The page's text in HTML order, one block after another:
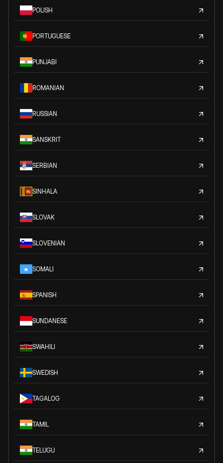
POLISH
PORTUGUESE
PUNJABI
ROMANIAN
RUSSIAN
SANSKRIT
SERBIAN
SINHALA
SLOVAK
SLOVENIAN
SOMALI
SPANISH
SUNDANESE
SWAHILI
SWEDISH
TAGALOG
TAMIL
TELUGU